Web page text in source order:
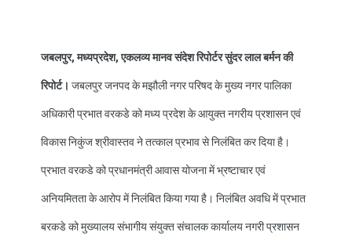
जबलपुर, मध्यप्रदेश, एकलव्य मानव संदेश रिपोर्टर सुंदर लाल बर्मन की
रिपोर्ट। जबलपुर जनपद के मझौली नगर परिषद के मुख्य नगर पालिका
अधिकारी प्रभात वरकडे को मध्य प्रदेश के आयुक्त नगरीय प्रशासन एवं
विकास निकुंज श्रीवास्तव ने तत्काल प्रभाव से निलंबित कर दिया है।
प्रभात वरकडे को प्रधानमंत्री आवास योजना में भ्रष्टाचार एवं
अनियमितता के आरोप में निलंबित किया गया है। निलंबित अवधि में प्रभात
बरकडे को मुख्यालय संभागीय संयुक्त संचालक कार्यालय नगरी प्रशासन